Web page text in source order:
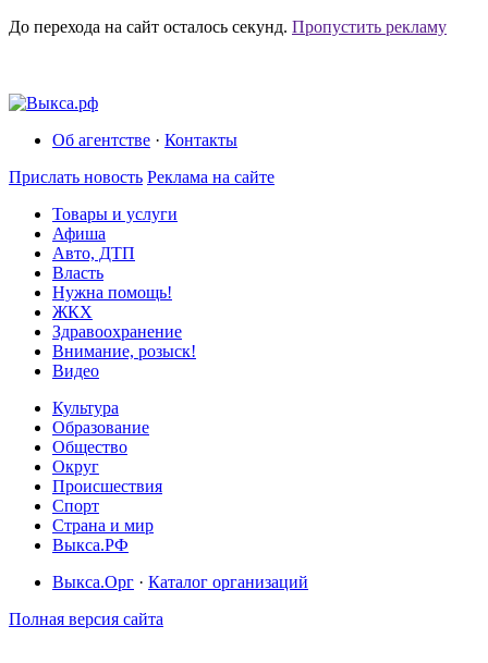
До перехода на сайт осталось секунд. Пропустить рекламу
Об агентстве · Контакты
Прислать новость Реклама на сайте
Товары и услуги
Афиша
Авто, ДТП
Власть
Нужна помощь!
ЖКХ
Здравоохранение
Внимание, розыск!
Видео
Культура
Образование
Общество
Округ
Происшествия
Спорт
Страна и мир
Выкса.РФ
Выкса.Орг · Каталог организаций
Полная версия сайта